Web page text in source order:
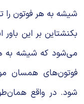
شیشه به هر فوتون را
بکنشتاین بر این
می‌شود که شیشه به
فوتون‌های همسان
شود. در واقع